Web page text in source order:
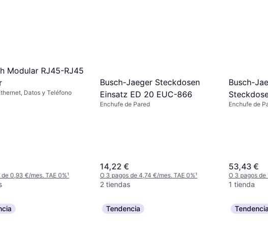
Modular RJ45-RJ45
Datos y Teléfono
0,93 €/mes. TAE 0%¹
Busch-Jaeger Steckdosen
Einsatz ED 20 EUC-866
Enchufe de Pared
14,22 €
O 3 pagos de 4,74 €/mes. TAE 0%¹
2 tiendas
Busch-
Enchufe de
53,43 €
O 3 pagos de
1 tienda
Tendencia Tendencia